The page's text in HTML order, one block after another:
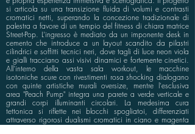
si articola su una transizione fluida di volumi e contrasti
cromatici netti, superando la concezione tradizionale di
palestra a favore di un tempio del fitness di chiara matrice
Street-Pop. L’ingresso è mediato da un imponente desk in
cemento che introduce a un layout scandito da pilastri
cilindrici e soffitti tecnici neri, dove tagli di luce neon viola
e gialli tracciano assi visivi dinamici e fortemente cinetici.
All'interno della vasta sala workout, le macchine
isotoniche scure con rivestimenti rosa shocking dialogano
con quinte artistiche murali oversize, mentre l'esclusiva
area "Peach Pump" integra una parete a verde verticale e
grandi corpi illuminanti circolari. La medesima cura
tettonica si riflette nei blocchi spogliatoi, differenziati
attraverso rigorosi dualismi cromatici in ciano e magenta
su sfondi antracite e texture in graniglia. Ogni dettaglio